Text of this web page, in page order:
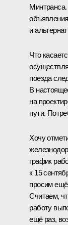
и
Что
поезда
В
на
пути.
Хочу
график
к 15
просим
Считаем,
работу
ещё раз,